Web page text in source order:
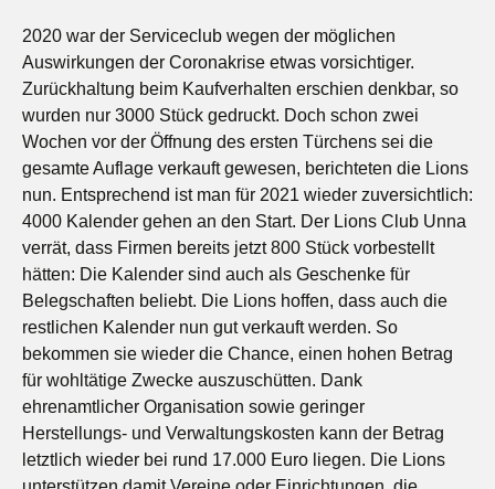
2020 war der Serviceclub wegen der möglichen
Auswirkungen der Coronakrise etwas vorsichtiger.
Zurückhaltung beim Kaufverhalten erschien denkbar, so
wurden nur 3000 Stück gedruckt. Doch schon zwei
Wochen vor der Öffnung des ersten Türchens sei die
gesamte Auflage verkauft gewesen, berichteten die Lions
nun. Entsprechend ist man für 2021 wieder zuversichtlich:
4000 Kalender gehen an den Start. Der Lions Club Unna
verrät, dass Firmen bereits jetzt 800 Stück vorbestellt
hätten: Die Kalender sind auch als Geschenke für
Belegschaften beliebt. Die Lions hoffen, dass auch die
restlichen Kalender nun gut verkauft werden. So
bekommen sie wieder die Chance, einen hohen Betrag
für wohltätige Zwecke auszuschütten. Dank
ehrenamtlicher Organisation sowie geringer
Herstellungs- und Verwaltungskosten kann der Betrag
letztlich wieder bei rund 17.000 Euro liegen. Die Lions